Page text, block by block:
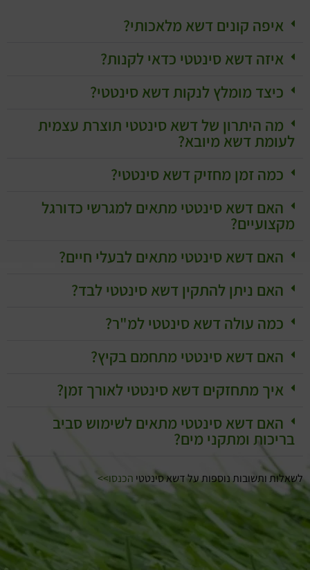
איפה קונים דשא מלאכותי?
איזה דשא סינטטי כדאי לקנות?
כיצד מומלץ לנקות דשא סינטטי?
מה היתרון של דשא סינטטי תוצרת עצמית
לעומת דשא מיובא?
כמה זמן מחזיק דשא סינטטי?
האם דשא סינטטי מתאים למגרשי כדורגל
מקצועיים?
האם דשא סינטטי מתאים לבעלי חיים?
האם ניתן להתקין דשא סינטטי לבד?
כמה עולה דשא סינטטי למ"ר?
האם דשא סינטטי מתחמם בקיץ?
איך מתחזקים דשא סינטטי לאורך זמן?
האם דשא סינטטי מתאים לשימוש סביב
בריכות ומתקני מים?
לשאלות ותשובות נוספות על דשא סינטטי הכנסו>>